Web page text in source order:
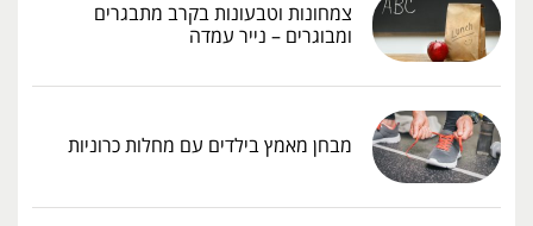
צמחונות וטבעונות בקרב מתבגרים
ומבוגרים – נייר עמדה
מבחן מאמץ בילדים עם מחלות כרוניות